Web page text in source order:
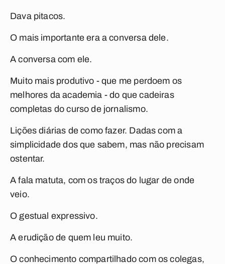
Dava pitacos.
O mais importante era a conversa dele.
A conversa com ele.
Muito mais produtivo - que me perdoem os
melhores da academia - do que cadeiras
completas do curso de jornalismo.
Lições diárias de como fazer. Dadas com a
simplicidade dos que sabem, mas não precisam
ostentar.
A fala matuta, com os traços do lugar de onde
veio.
O gestual expressivo.
A erudição de quem leu muito.
O conhecimento compartilhado com os colegas,